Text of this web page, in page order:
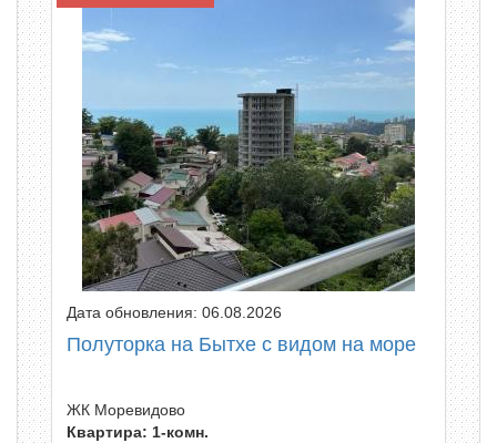
Дата обновления: 06.08.2026
Полуторка на Бытхе с видом на море
ЖК Моревидово
Квартира: 1-комн.